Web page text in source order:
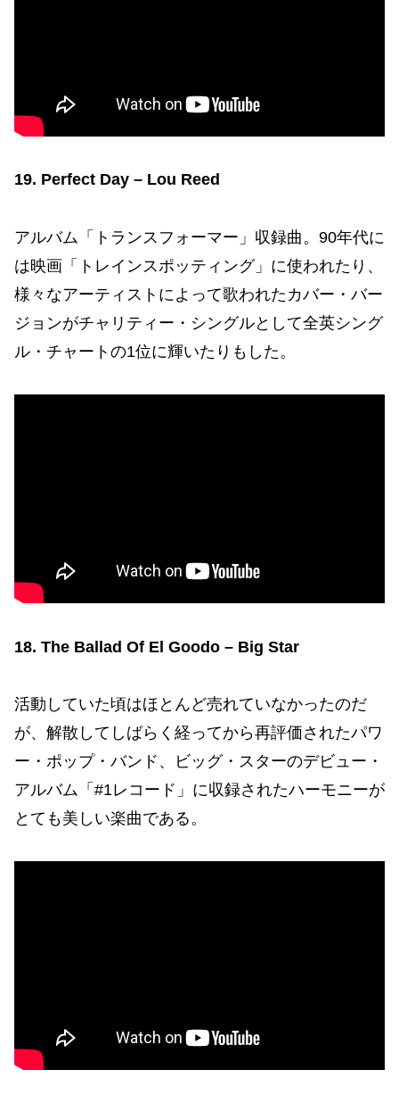
19. Perfect Day – Lou Reed
アルバム「トランスフォーマー」収録曲。90年代に
は映画「トレインスポッティング」に使われたり、
様々なアーティストによって歌われたカバー・バー
ジョンがチャリティー・シングルとして全英シング
ル・チャートの1位に輝いたりもした。
18. The Ballad Of El Goodo – Big Star
活動していた頃はほとんど売れていなかったのだ
が、解散してしばらく経ってから再評価されたパワ
ー・ポップ・バンド、ビッグ・スターのデビュー・
アルバム「#1レコード」に収録されたハーモニーが
とても美しい楽曲である。